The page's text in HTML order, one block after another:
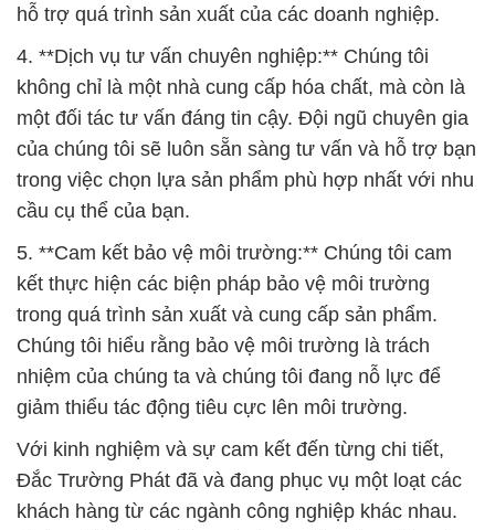
hỗ trợ quá trình sản xuất của các doanh nghiệp.
4. **Dịch vụ tư vấn chuyên nghiệp:** Chúng tôi
không chỉ là một nhà cung cấp hóa chất, mà còn là
một đối tác tư vấn đáng tin cậy. Đội ngũ chuyên gia
của chúng tôi sẽ luôn sẵn sàng tư vấn và hỗ trợ bạn
trong việc chọn lựa sản phẩm phù hợp nhất với nhu
cầu cụ thể của bạn.
5. **Cam kết bảo vệ môi trường:** Chúng tôi cam
kết thực hiện các biện pháp bảo vệ môi trường
trong quá trình sản xuất và cung cấp sản phẩm.
Chúng tôi hiểu rằng bảo vệ môi trường là trách
nhiệm của chúng ta và chúng tôi đang nỗ lực để
giảm thiểu tác động tiêu cực lên môi trường.
Với kinh nghiệm và sự cam kết đến từng chi tiết,
Đắc Trường Phát đã và đang phục vụ một loạt các
khách hàng từ các ngành công nghiệp khác nhau.